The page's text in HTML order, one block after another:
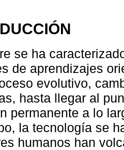
se ha
de aprendizajes
evolutivo,
hasta llegar al
permanente a lo
la tecnología se
humanos han